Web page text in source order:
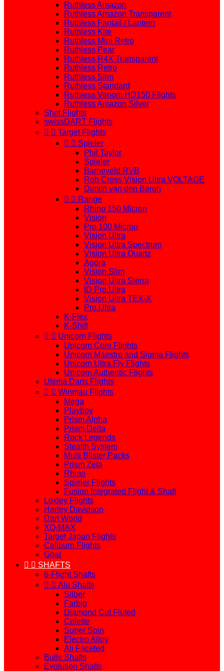
Ruthless Amazon
Ruthless Amazon Transparent
Ruthless Fantail / Lantern
Ruthless Kite
Ruthless Mini Retro
Ruthless Pear
Ruthless R4X Transparent
Ruthless Retro
Ruthless Slim
Ruthless Standard
Ruthless Venom HD150 Flights
Ruthless Amazon Silver
Shot Flights
swissDART Flights
  Target Flights
  Spieler
Phil Taylor
Spieler
Barneveld RVB
Rob Cross Vision Ultra VOLTAGE
Dimitri van den Bergh
  Range
Rhino 150 Micron
Vision
Pro 100 Micron
Vision Ultra
Vision Ultra Spectrum
Vision Ultra Quartz
Agora
Vision Slim
Vision Ultra Sierra
ID Pro.Ultra
Vision Ultra TEX-X
Pro.Ultra
K-Flex
K-Shift
  Unicorn Flights
Unicorn Core Flights
Unicorn Maestro and Sigma Flights
Unicorn Ultra Fly Flights
Unicorn Authentic Flights
Ultima Darts Flights
  Winmau Flights
Mega
Playboy
Prism Alpha
Prism Delta
Rock Legends
Stealth System
Multi Blister Packs
Prism Zeta
Rhino
Spieler Flights
Fusion Integrated Flight & Shaft
Loxley Flights
Harley Davidson
Dart World
XQ-MAX
Target Japan Flights
Caliburn Flights
Goat
  SHAFTS
8-Flight Shafts
  Alu Shafts
Silber
Farbig
Diamond Cut Fluted
Colette
Super Spin
Electro Alloy
Ali Faceted
Bulls Shafts
Evolution Shafts